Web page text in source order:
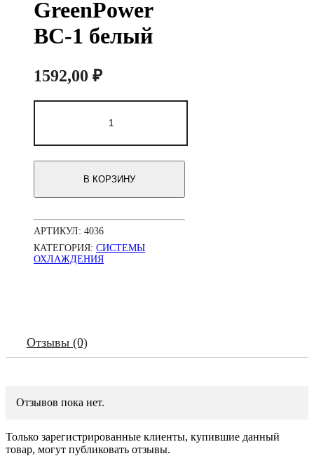
GreenPower
BC-1 белый
1592,00 ₽
товара
охлаждения
из
2
(регулировка
обдува)
В КОРЗИНУ
АРТИКУЛ: 4036
КАТЕГОРИЯ: СИСТЕМЫ
ОХЛАЖДЕНИЯ
Отзывы (0)
Отзывов пока нет.
Только зарегистрированные клиенты, купившие данный
товар, могут публиковать отзывы.